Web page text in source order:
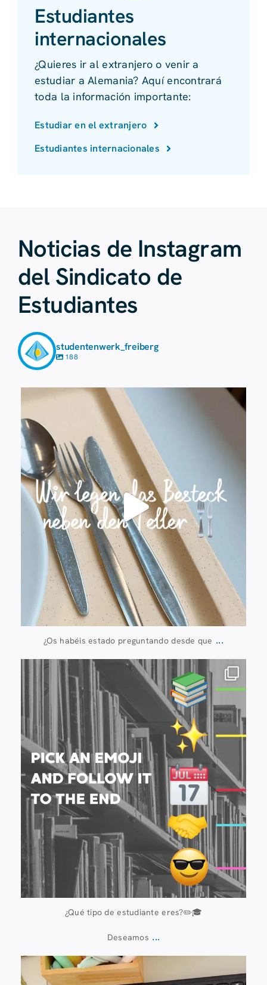
Estudiantes
internacionales
¿Quieres ir al extranjero o venir a
estudiar a Alemania? Aquí encontrará
toda la información importante:
Estudiar en el extranjero
Estudiantes internacionales
Noticias de Instagram
del Sindicato de
Estudiantes
studentenwerk_freiberg
188
23 de julio
224
¿Os habéis estado preguntando desde que ...
20 de julio
0
¿Qué tipo de estudiante eres?✏️🎓
Deseamos ...
13 de julio
61